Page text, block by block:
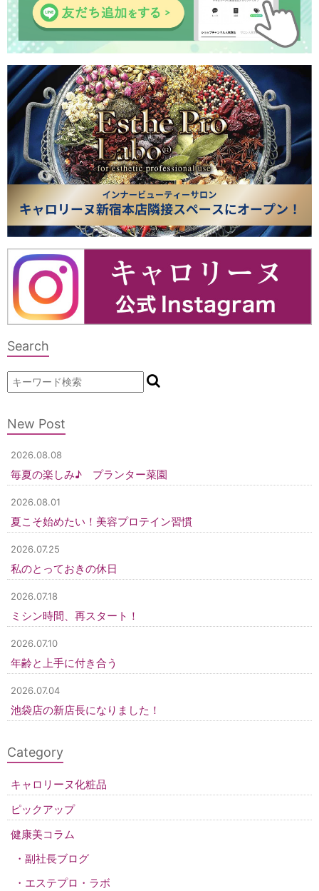
Search
New Post
2026.08.08
毎夏の楽しみ♪ プランター菜園
2026.08.01
夏こそ始めたい！美容プロテイン習慣
2026.07.25
私のとっておきの休日
2026.07.18
ミシン時間、再スタート！
2026.07.10
年齢と上手に付き合う
2026.07.04
池袋店の新店長になりました！
Category
キャロリーヌ化粧品
ピックアップ
健康美コラム
副社長ブログ
エステプロ・ラボ